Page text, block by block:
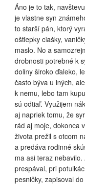
Áno je to tak,
je vlastne syn
to starší pán, ktorý
oštiepky ciašky,
maslo. No a
drobnosti potrebné k
doliny široko ďaleko,
často býva u iných,
k nemu, lebo tam
sú odtiaľ. Využijem
aj napriek tomu, že
rád aj moje, dokonca
života prežil s otcom
a predáva rodinné
ma asi teraz
prespával, pri
pesničky, zapisoval